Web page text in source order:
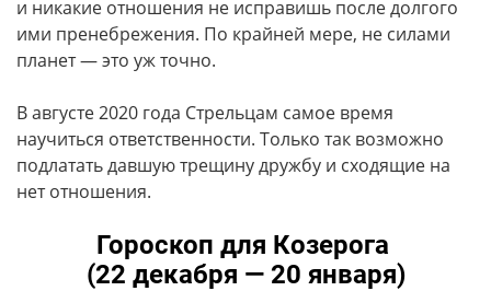
и никакие отношения не исправишь после долгого
ими пренебрежения. По крайней мере, не силами
планет — это уж точно.
В августе 2020 года Стрельцам самое время
научиться ответственности. Только так возможно
подлатать давшую трещину дружбу и сходящие на
нет отношения.
Гороскоп для Козерога
(22 декабря — 20 января)